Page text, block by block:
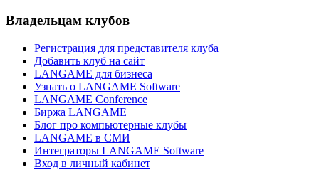
Владельцам клубов
Регистрация для представителя клуба
Добавить клуб на сайт
LANGAME для бизнеса
Узнать о LANGAME Software
LANGAME Conference
Биржа LANGAME
Блог про компьютерные клубы
LANGAME в СМИ
Интеграторы LANGAME Software
Вход в личный кабинет